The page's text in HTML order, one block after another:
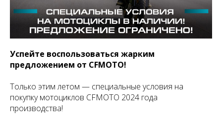
Успейте воспользоваться жарким
предложением от CFMOTO!
Только этим летом — специальные условия на
покупку мотоциклов CFMOTO 2024 года
производства!